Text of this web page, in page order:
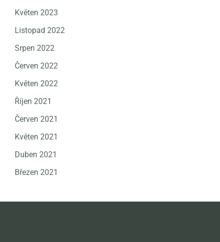
Květen 2023
Listopad 2022
Srpen 2022
Červen 2022
Květen 2022
Říjen 2021
Červen 2021
Květen 2021
Duben 2021
Březen 2021